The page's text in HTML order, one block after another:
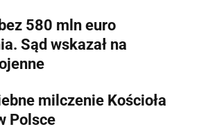
580 mln euro
Sąd wskazał na
milczenie Kościoła
Polsce